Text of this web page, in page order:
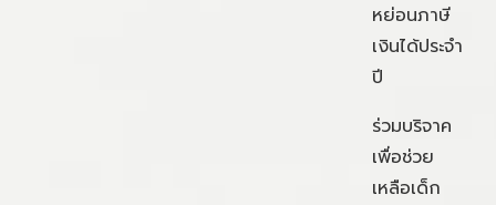
หย่อนภาษี
เงินได้ประจำ
ปี
ร่วมบริจาค
เพื่อช่วย
เหลือเด็ก